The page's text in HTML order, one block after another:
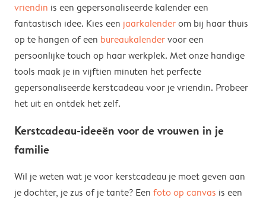
vriendin is een gepersonaliseerde kalender een
fantastisch idee. Kies een jaarkalenderom bij haar thuis
op te hangen of een bureaukalendervoor een
persoonlijke touch op haar werkplek. Met onze handige
tools maak je in vijftien minuten het perfecte
gepersonaliseerde kerstcadeau voor je vriendin. Probeer
het uit en ontdek het zelf.
Kerstcadeau-ideeën voor de vrouwen in je
familie
Wil je weten wat je voor kerstcadeau je moet geven aan
je dochter, je zus of je tante? Een foto op canvas is een